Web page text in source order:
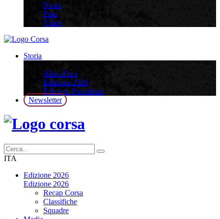
News
Foto
Video
Storia
Albo d’oro
Edizione 2026
Edizioni Precedenti
Newsletter
ITA
Edizione 2026
Edizione 2026
Recap Corsa
Classifiche
Squadre